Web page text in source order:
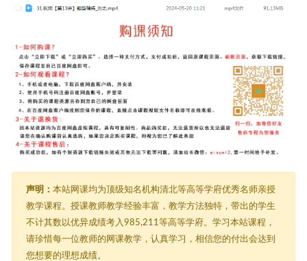
声明： 本站网课均为顶级知名机构清北等高等学府优秀名师亲授
教学课程。授课教师教学经验丰富，教学方法独特，带出的学生
不计其数以优异成绩考入985,211等高等学府。学习本站课程，
请珍惜每一位教师的网课教学，认真学习，相信您的付出会达到
您想要的理想成绩。